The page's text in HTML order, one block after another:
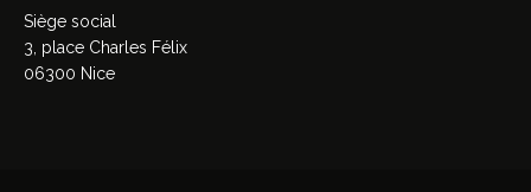
Siège social
3, place Charles Félix
06300 Nice